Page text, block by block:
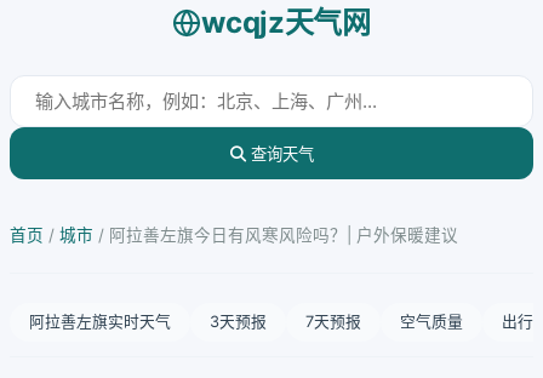
wcqjz天气网
查询天气
首页 / 城市 / 阿拉善左旗今日有风寒风险吗？| 户外保暖建议
阿拉善左旗实时天气 3天预报 7天预报 空气质量 出行